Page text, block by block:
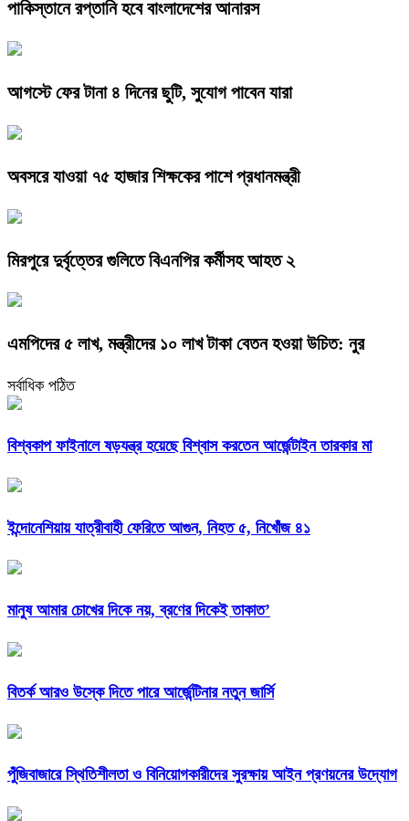
পাকিস্তানে রপ্তানি হবে বাংলাদেশের আনারস
আগস্টে ফের টানা ৪ দিনের ছুটি, সুযোগ পাবেন যারা
অবসরে যাওয়া ৭৫ হাজার শিক্ষকের পাশে প্রধানমন্ত্রী
মিরপুরে দুর্বৃত্তের গুলিতে বিএনপির কর্মীসহ আহত ২
এমপিদের ৫ লাখ, মন্ত্রীদের ১০ লাখ টাকা বেতন হওয়া উচিত: নুর
সর্বাধিক পঠিত
বিশ্বকাপ ফাইনালে ষড়যন্ত্র হয়েছে বিশ্বাস করতেন আর্জেন্টাইন তারকার মা
ইন্দোনেশিয়ায় যাত্রীবাহী ফেরিতে আগুন, নিহত ৫, নিখোঁজ ৪১
মানুষ আমার চোখের দিকে নয়, ব্রণের দিকেই তাকাত’
বিতর্ক আরও উস্কে দিতে পারে আর্জেন্টিনার নতুন জার্সি
পুঁজিবাজারে স্থিতিশীলতা ও বিনিয়োগকারীদের সুরক্ষায় আইন প্রণয়নের উদ্যোগ